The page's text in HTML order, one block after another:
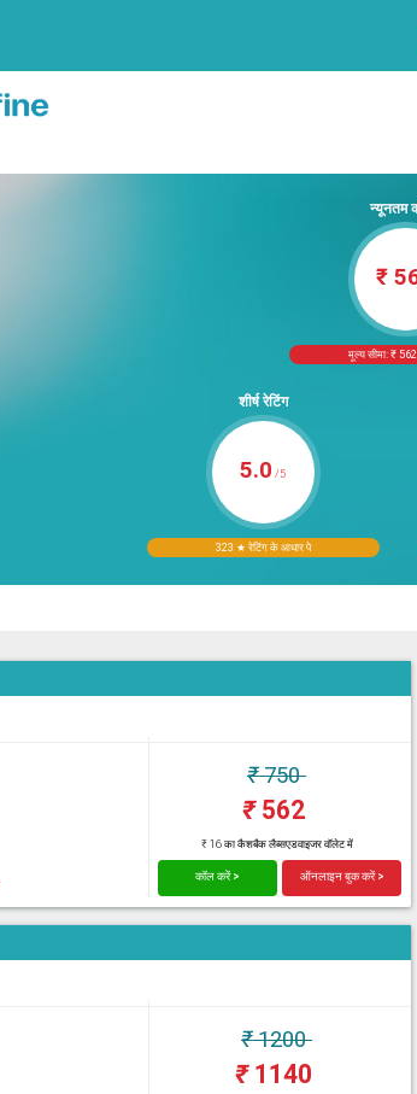
न्यूनतम
₹
मूल्य सीमा: ₹
शीर्ष रेटिंग
5.0 /5
323 ★ रेटिंग के आधार पे
₹750
₹562
₹ 16 का कैशबैक लैब्सएडवाइजर वॉलेट में
कॉल करें > ऑनलाइन बुक करें >
₹1200
₹1140